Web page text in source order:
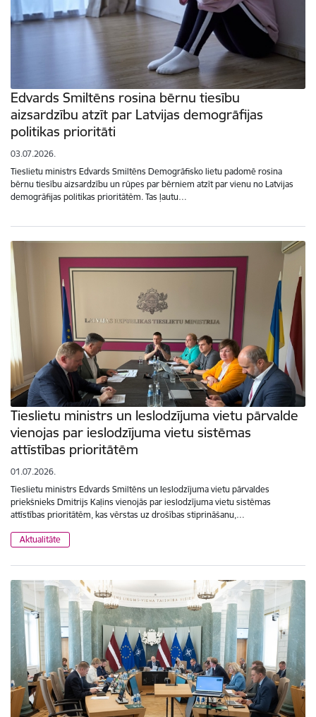
Edvards Smiltēns rosina bērnu tiesību
aizsardzību atzīt par Latvijas demogrāfijas
politikas prioritāti
03.07.2026.
Tieslietu ministrs Edvards Smiltēns Demogrāfisko lietu padomē rosina
bērnu tiesību aizsardzību un rūpes par bērniem atzīt par vienu no Latvijas
demogrāfijas politikas prioritātēm. Tas ļautu…
Tieslietu ministrs un Ieslodzījuma vietu pārvalde
vienojas par ieslodzījuma vietu sistēmas
attīstības prioritātēm
01.07.2026.
Tieslietu ministrs Edvards Smiltēns un Ieslodzījuma vietu pārvaldes
priekšnieks Dmitrijs Kaļins vienojās par ieslodzījuma vietu sistēmas
attīstības prioritātēm, kas vērstas uz drošības stiprināšanu,…
Aktualitāte